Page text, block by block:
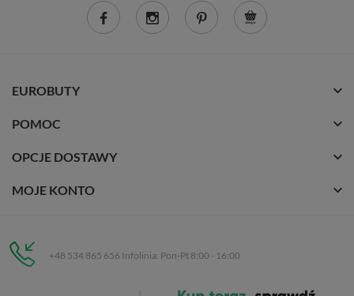
EUROBUTY
POMOC
OPCJE DOSTAWY
MOJE KONTO
+48 534 865 656 Infolinia: Pon-Pt 8:00 - 16:00